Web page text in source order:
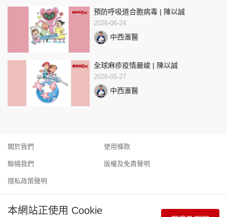
預防呼吸道合胞病毒 | 陳以誠
2026-06-24
中西滙醫
全球麻疹疫情嚴峻 | 陳以誠
2026-05-27
中西滙醫
關於我們
聯絡我們
隱私政策聲明
使用條款
版權及免責聲明
本網站正使用 Cookie